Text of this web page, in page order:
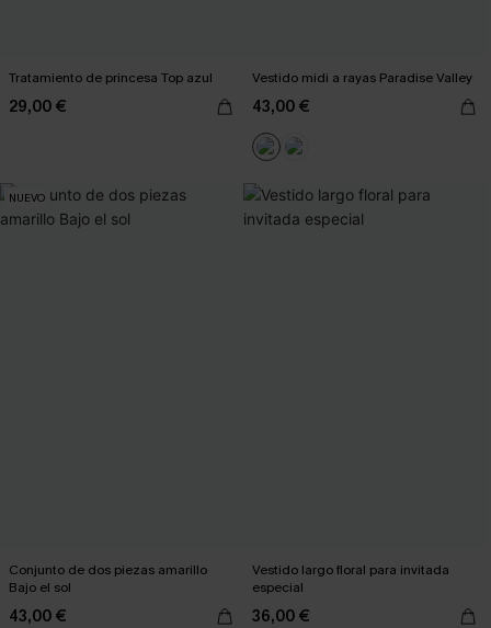
Tratamiento de princesa Top azul
29,00 €
Vestido midi a rayas Paradise Valley
43,00 €
NUEVO
Conjunto de dos piezas amarillo
Bajo el sol
43,00 €
Vestido largo floral para invitada
especial
36,00 €